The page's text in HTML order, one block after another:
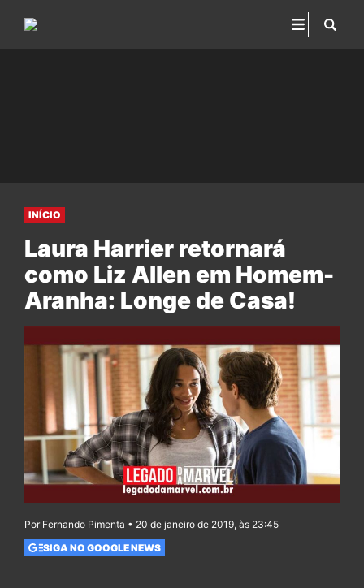
INÍCIO
Laura Harrier retornará
como Liz Allen em Homem-
Aranha: Longe de Casa!
Por Fernando Pimenta • 20 de janeiro de 2019, às 23:45
SIGA NO GOOGLE NEWS